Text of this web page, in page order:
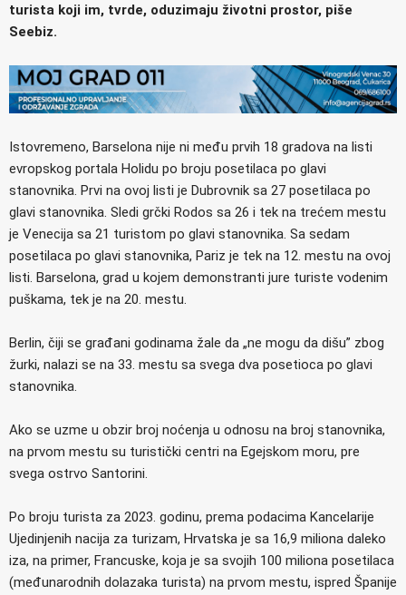
turista koji im, tvrde, oduzimaju životni prostor, piše
Seebiz.
Istovremeno, Barselona nije ni među prvih 18 gradova na listi
evropskog portala Holidu po broju posetilaca po glavi
stanovnika. Prvi na ovoj listi je Dubrovnik sa 27 posetilaca po
glavi stanovnika. Sledi grčki Rodos sa 26 i tek na trećem mestu
je Venecija sa 21 turistom po glavi stanovnika. Sa sedam
posetilaca po glavi stanovnika, Pariz je tek na 12. mestu na ovoj
listi. Barselona, grad u kojem demonstranti jure turiste vodenim
puškama, tek je na 20. mestu.
Berlin, čiji se građani godinama žale da „ne mogu da dišu” zbog
žurki, nalazi se na 33. mestu sa svega dva posetioca po glavi
stanovnika.
Ako se uzme u obzir broj noćenja u odnosu na broj stanovnika,
na prvom mestu su turistički centri na Egejskom moru, pre
svega ostrvo Santorini.
Po broju turista za 2023. godinu, prema podacima Kancelarije
Ujedinjenih nacija za turizam, Hrvatska je sa 16,9 miliona daleko
iza, na primer, Francuske, koja je sa svojih 100 miliona posetilaca
(međunarodnih dolazaka turista) na prvom mestu, ispred Španije